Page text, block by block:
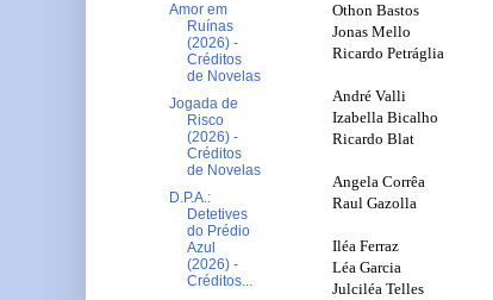
Othon Bastos
Jonas Mello
Ricardo Petráglia
André Valli
Izabella Bicalho
Ricardo Blat
Angela Corrêa
Raul Gazolla
Iléa Ferraz
Léa Garcia
Julciléa Telles
Amor em
Ruínas
(2026) -
Créditos
de Novelas
Jogada de
Risco
(2026) -
Créditos
de Novelas
D.P.A.:
Detetives
do Prédio
Azul
(2026) -
Créditos...